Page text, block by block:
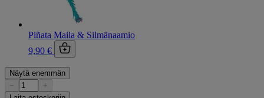
Piñata Maila & Silmänaamio
9,90 €
Näytä enemmän
−
+